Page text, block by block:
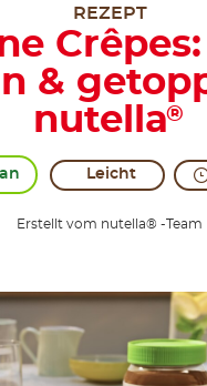
REZEPT
Crêpes:
&
nutella®
Leicht
Erstellt vom nutella® -Team